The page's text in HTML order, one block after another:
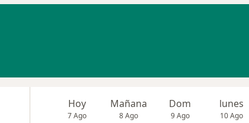
Hoy
7 Ago
Mañana
8 Ago
Dom
9 Ago
lunes
10 Ago